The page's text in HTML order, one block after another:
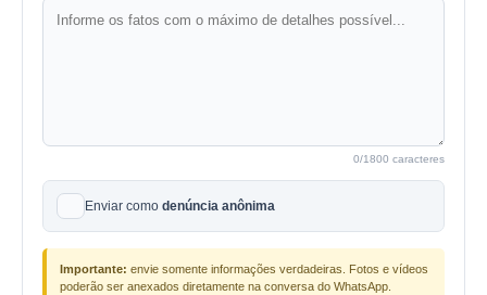
0/1800 caracteres
Enviar como denúncia anônima
Importante: envie somente informações verdadeiras. Fotos e vídeos
poderão ser anexados diretamente na conversa do WhatsApp.